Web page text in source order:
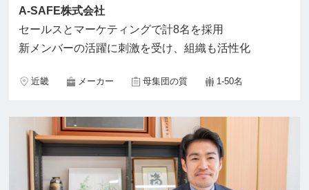
A-SAFE株式会社
セールスとマーケティングで計8名を採用
新メンバーの活躍に刺激を受け、組織も活性化
近畿 メーカー 母集団の質 1-50名